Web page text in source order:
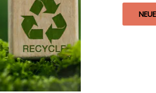
NEUE NUANCEN ENTDECKEN